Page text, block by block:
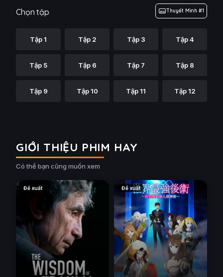
Chọn tập Thuyết Minh #1
Tập 1 Tập 2 Tập 3 Tập 4
Tập 5 Tập 6 Tập 7 Tập 8
Tập 9 Tập 10 Tập 11 Tập 12
GIỚI THIỆU PHIM HAY
Có thể bạn cũng muốn xem
Đề xuất Đề xuất